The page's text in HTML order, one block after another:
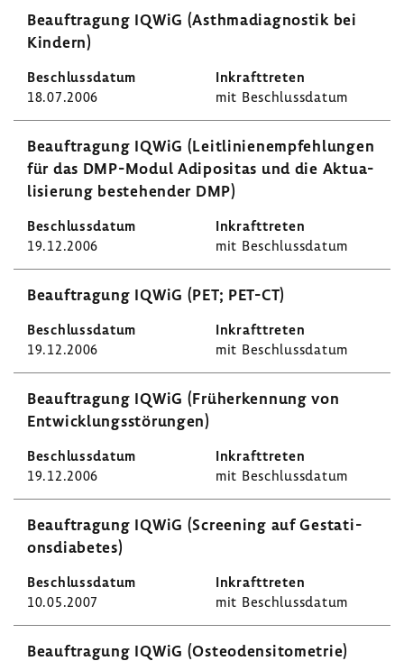
Beauf­tra­gung IQWiG (Asth­ma­dia­gnostik bei
Kindern)
18.07.2006 mit Beschluss­datum
Beauf­tra­gung IQWiG (Leit­li­ni­en­emp­feh­lungen
für das DMP-​Modul Adipo­sitas und die Aktua­
li­sie­rung bestehender DMP)
19.12.2006 mit Beschluss­datum
Beauf­tra­gung IQWiG (PET; PET-CT)
19.12.2006 mit Beschluss­datum
Beauf­tra­gung IQWiG (Früh­erken­nung von
Entwick­lungs­stö­rungen)
19.12.2006 mit Beschluss­datum
Beauf­tra­gung IQWiG (Scree­ning auf Gesta­ti­
ons­dia­betes)
10.05.2007 mit Beschluss­datum
Beauf­tra­gung IQWiG (Osteo­den­si­to­me­trie)